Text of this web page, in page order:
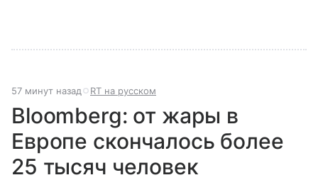
57 минут назад RT на русском
Bloomberg: от жары в
Европе скончалось более
25 тысяч человек